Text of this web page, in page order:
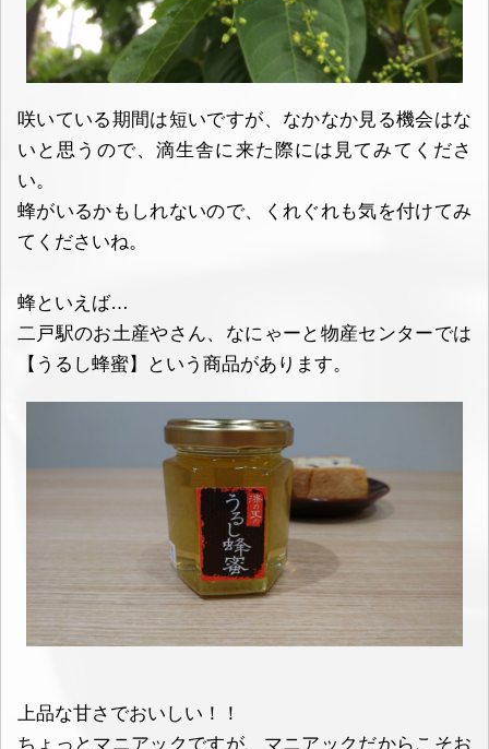
咲いている期間は短いですが、なかなか見る機会はな
いと思うので、滴生舎に来た際には見てみてくださ
い。
蜂がいるかもしれないので、くれぐれも気を付けてみ
てくださいね。
蜂といえば…
二戸駅のお土産やさん、なにゃーと物産センターでは
【うるし蜂蜜】という商品があります。
上品な甘さでおいしい！！
ちょっとマニアックですが、マニアックだからこそお